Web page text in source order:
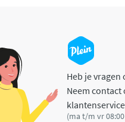
Heb je vragen
Neem
(ma t/m vr 08:00